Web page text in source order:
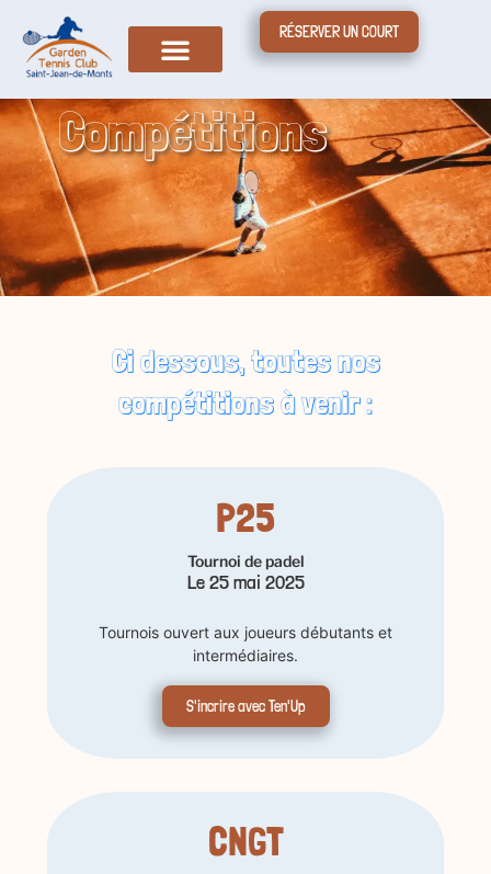
RÉSERVER UN COURT
Compétitions
Ci dessous, toutes nos
compétitions à venir :
P25
Tournoi de padel
Le 25 mai 2025
Tournois ouvert aux joueurs débutants et
intermédiaires.
S'incrire avec Ten'Up
CNGT